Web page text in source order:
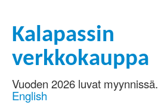
Kalapassin
verkkokauppa
Vuoden 2026 luvat myynnissä.
English